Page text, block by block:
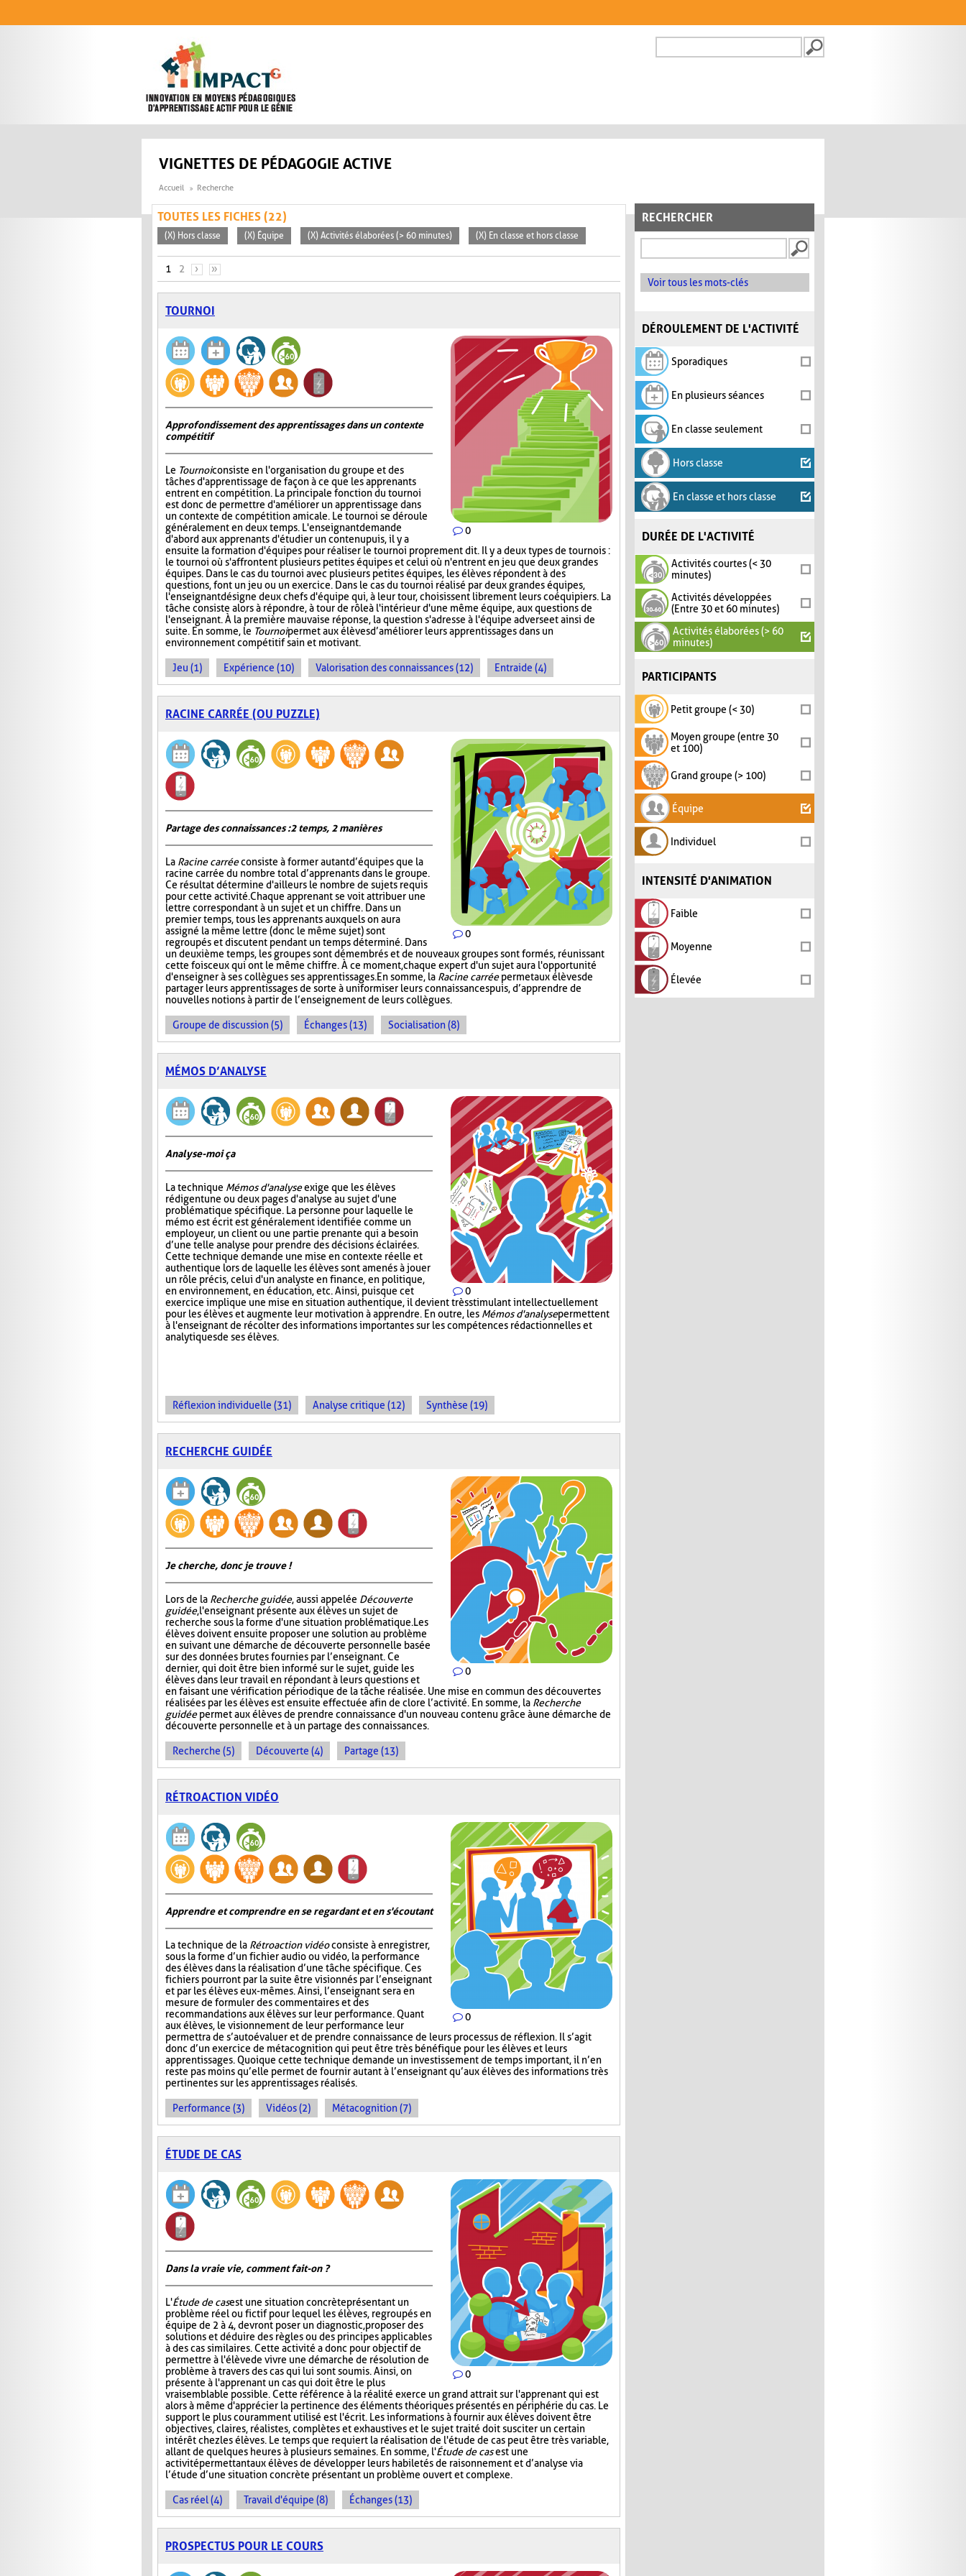
FORMULAIRE DE
VIGNETTES DE PÉDAGOGIE ACTIVE
Accueil Recherche
RECHERCHER
Voir tous les mots-clés
DÉROULEMENT DE L'ACTIVITÉ
Sporadiques
En plusieurs séances
En classe seulement
Hors classe
En classe et hors classe
DURÉE DE L'ACTIVITÉ
Activités courtes (< 30
minutes)
Activités développées
(Entre 30 et 60 minutes)
Activités élaborées (> 60
minutes)
PARTICIPANTS
Petit groupe (< 30)
Moyen groupe (entre 30
et 100)
Grand groupe (> 100)
Équipe
Individuel
INTENSITÉ D'ANIMATION
Faible
Moyenne
Élevée
TOUTES LES FICHES (22)
(X) Hors classe (X) Équipe (X) Activités élaborées (> 60 minutes) (X) En classe et hors classe
PAGES
1 2 › »
TOURNOI
0
Approfondissement des apprentissages dans un contexte
compétitif
Le Tournoiconsiste en l'organisation du groupe et des
tâches d'apprentissage de façon à ce que les apprenants
entrent en compétition. La principale fonction du tournoi
est donc de permettre d'améliorer un apprentissage dans
un contexte de compétition amicale. Le tournoi se déroule
généralement en deux temps. L'enseignant demande
d'abord aux apprenants d'étudier un contenu puis, il y a
ensuite la formation d'équipes pour réaliser le tournoi proprement dit. Il y a deux types de tournois :
le tournoi où s'affrontent plusieurs petites équipes et celui où n'entrent en jeu que deux grandes
équipes. Dans le cas du tournoi avec plusieurs petites équipes, les élèves répondent à des
questions, font un jeu ou un exercice. Dans le cas du tournoi réalisé par deux grandes équipes,
l'enseignant désigne deux chefs d'équipe qui, à leur tour, choisissent librement leurs coéquipiers. La
tâche consiste alors à répondre, à tour de rôle à l'intérieur d'une même équipe, aux questions de
l'enseignant. À la première mauvaise réponse, la question s'adresse à l'équipe adverse et ainsi de
suite. En somme, le Tournoipermet aux élèves d’améliorer leurs apprentissages dans un
environnement compétitif sain et motivant.
Jeu (1) Expérience (10) Valorisation des connaissances (12) Entraide (4)
RACINE CARRÉE (OU PUZZLE)
0
Partage des connaissances : 2 temps, 2 manières
La Racine carréeconsiste à former autant d’équipes que la
racine carrée du nombre total d’apprenants dans le groupe.
Ce résultat détermine d'ailleurs le nombre de sujets requis
pour cette activité. Chaque apprenant se voit attribuer une
lettre correspondant à un sujet et un chiffre. Dans un
premier temps, tous les apprenants auxquels on aura
assigné la même lettre (donc le même sujet) sont
regroupés et discutent pendant un temps déterminé. Dans
un deuxième temps, les groupes sont démembrés et de nouveaux groupes sont formés, réunissant
cette fois ceux qui ont le même chiffre. À ce moment, chaque expert d'un sujet aura l'opportunité
d'enseigner à ses collègues ses apprentissages. En somme, la Racine carréepermet aux élèves de
partager leurs apprentissages de sorte à uniformiser leurs connaissances puis, d’apprendre de
nouvelles notions à partir de l’enseignement de leurs collègues.
Groupe de discussion (5) Échanges (13) Socialisation (8)
MÉMOS D’ANALYSE
0
Analyse-moi ça
La technique Mémos d'analyseexige que les élèves
rédigent une ou deux pages d'analyse au sujet d'une
problématique spécifique. La personne pour laquelle le
mémo est écrit est généralement identifiée comme un
employeur, un client ou une partie prenante qui a besoin
d’une telle analyse pour prendre des décisions éclairées.
Cette technique demande une mise en contexte réelle et
authentique lors de laquelle les élèves sont amenés à jouer
un rôle précis, celui d'un analyste en finance, en politique,
en environnement, en éducation, etc. Ainsi, puisque cet
exercice implique une mise en situation authentique, il devient très stimulant intellectuellement
pour les élèves et augmente leur motivation à apprendre. En outre, les Mémos d'analysepermettent
à l'enseignant de récolter des informations importantes sur les compétences rédactionnelles et
analytiques de ses élèves.
Réflexion individuelle (31) Analyse critique (12) Synthèse (19)
RECHERCHE GUIDÉE
0
Je cherche, donc je trouve !
Lors de la Recherche guidée, aussi appelée Découverte
guidée, l'enseignant présente aux élèves un sujet de
recherche sous la forme d'une situation problématique. Les
élèves doivent ensuite proposer une solution au problème
en suivant une démarche de découverte personnelle basée
sur des données brutes fournies par l’enseignant. Ce
dernier, qui doit être bien informé sur le sujet, guide les
élèves dans leur travail en répondant à leurs questions et
en faisant une vérification périodique de la tâche réalisée. Une mise en commun des découvertes
réalisées par les élèves est ensuite effectuée afin de clore l’activité. En somme, la Recherche
guidéepermet aux élèves de prendre connaissance d'un nouveau contenu grâce à une démarche de
découverte personnelle et à un partage des connaissances.
Recherche (5) Découverte (4) Partage (13)
RÉTROACTION VIDÉO
0
Apprendre et comprendre en se regardant et en s'écoutant
La technique de la Rétroaction vidéoconsiste à enregistrer,
sous la forme d’un fichier audio ou vidéo, la performance
des élèves dans la réalisation d’une tâche spécifique. Ces
fichiers pourront par la suite être visionnés par l’enseignant
et par les élèves eux-mêmes. Ainsi, l’enseignant sera en
mesure de formuler des commentaires et des
recommandations aux élèves sur leur performance. Quant
aux élèves, le visionnement de leur performance leur
permettra de s’autoévaluer et de prendre connaissance de leurs processus de réflexion. Il s’agit
donc d’un exercice de métacognition qui peut être très bénéfique pour les élèves et leurs
apprentissages. Quoique cette technique demande un investissement de temps important, il n’en
reste pas moins qu’elle permet de fournir autant à l’enseignant qu’aux élèves des informations très
pertinentes sur les apprentissages réalisés.
Performance (3) Vidéos (2) Métacognition (7)
ÉTUDE DE CAS
0
Dans la vraie vie, comment fait-on ?
L'Étude de casest une situation concrète présentant un
problème réel ou fictif pour lequel les élèves, regroupés en
équipe de 2 à 4, devront poser un diagnostic, proposer des
solutions et déduire des règles ou des principes applicables
à des cas similaires. Cette activité a donc pour objectif de
permettre à l'élève de vivre une démarche de résolution de
problème à travers des cas qui lui sont soumis. Ainsi, on
présente à l'apprenant un cas qui doit être le plus
vraisemblable possible. Cette référence à la réalité exerce un grand attrait sur l'apprenant qui est
alors à même d'apprécier la pertinence des éléments théoriques présentés en périphérie du cas. Le
support le plus couramment utilisé est l'écrit. Les informations à fournir aux élèves doivent être
objectives, claires, réalistes, complètes et exhaustives et le sujet traité doit susciter un certain
intérêt chez les élèves. Le temps que requiert la réalisation de l'étude de cas peut être très variable,
allant de quelques heures à plusieurs semaines. En somme, l'Étude de casest une
activité permettant aux élèves de développer leurs habiletés de raisonnement et d’analyse via
l’étude d’une situation concrète présentant un problème ouvert et complexe.
Cas réel (4) Travail d'équipe (8) Échanges (13)
PROSPECTUS POUR LE COURS